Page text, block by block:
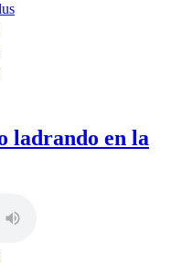
ladrando en la